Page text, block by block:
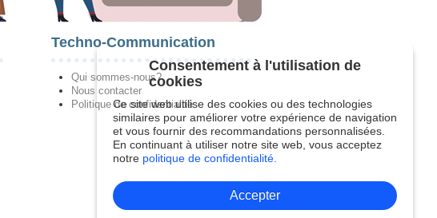
Techno-Communication
Qui sommes-nous?
Nous contacter
Politique de confidentialité
Consentement à l'utilisation de
cookies
Ce site web utilise des cookies ou des technologies
similaires pour améliorer votre expérience de navigation
et vous fournir des recommandations personnalisées.
En continuant à utiliser notre site web, vous acceptez
notre politique de confidentialité.
Accepter